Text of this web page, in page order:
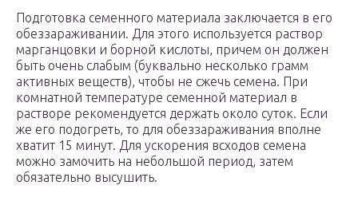
Подготовка семенного материала заключается в его
обеззараживании. Для этого используется раствор
марганцовки и борной кислоты, причем он должен
быть очень слабым (буквально несколько грамм
активных веществ), чтобы не сжечь семена. При
комнатной температуре семенной материал в
растворе рекомендуется держать около суток. Если
же его подогреть, то для обеззараживания вполне
хватит 15 минут. Для ускорения всходов семена
можно замочить на небольшой период, затем
обязательно высушить.